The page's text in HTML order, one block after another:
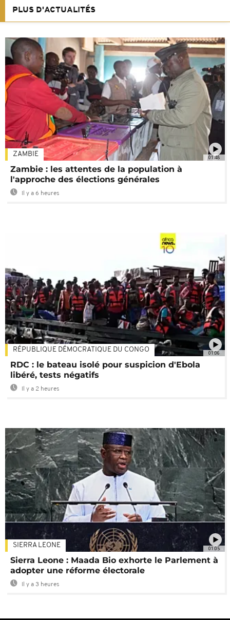
PLUS D'ACTUALITÉS
01:48
ZAMBIE
Zambie : les attentes de la population à
l'approche des élections générales
Il y a 6 heures
01:06
RÉPUBLIQUE DÉMOCRATIQUE DU CONGO
RDC : le bateau isolé pour suspicion d'Ebola
libéré, tests négatifs
Il y a 2 heures
01:05
SIERRA LEONE
Sierra Leone : Maada Bio exhorte le Parlement à
adopter une réforme électorale
Il y a 3 heures